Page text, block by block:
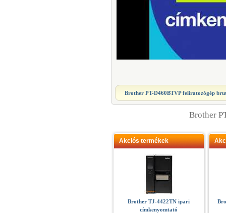
Brother PT-D460BTVP feliratozógép
Brother
Akciós termékek
Brother TJ-4422TN ipari
címkenyomtató